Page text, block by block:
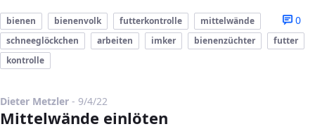
0
bienen bienenvolk futterkontrolle
mittelwände
schneeglöckchen
arbeiten imker bienenzüchter
futter
kontrolle
Dieter Metzler - Published Date
9/4/22
Mittelwände einlöten